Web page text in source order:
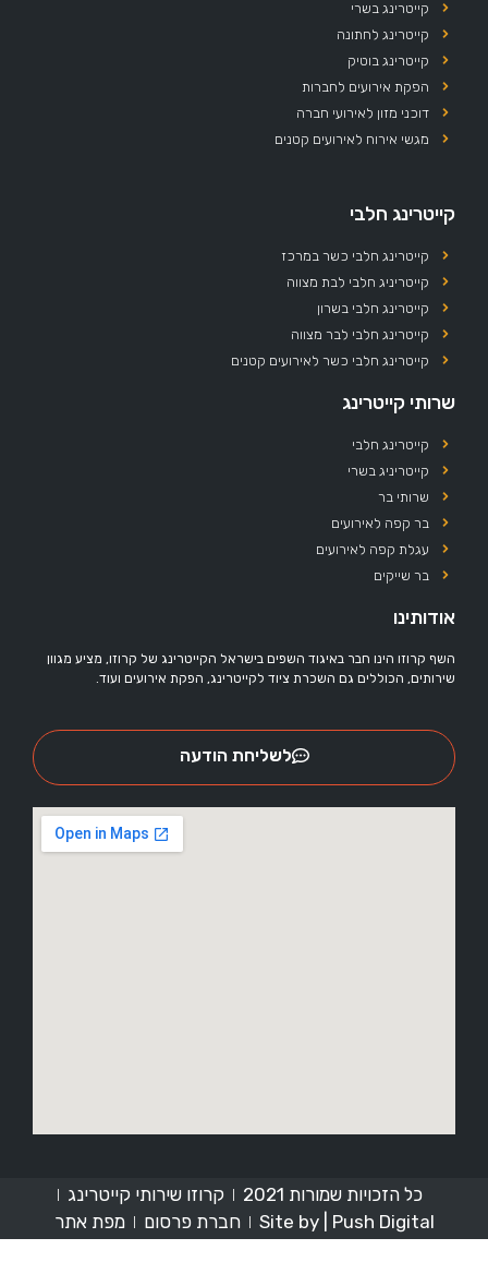
קייטרינג בשרי
קייטרינג לחתונה
קייטרינג בוטיק
הפקת אירועים לחברות
דוכני מזון לאירועי חברה
מגשי אירוח לאירועים קטנים
קייטרינג חלבי
קייטרינג חלבי כשר במרכז
קייטריניג חלבי לבת מצווה
קייטרינג חלבי בשרון
קייטרינג חלבי לבר מצווה
קייטרינג חלבי כשר לאירועים קטנים
שרותי קייטרינג
קייטרינג חלבי
קייטריניג בשרי
שרותי בר
בר קפה לאירועים
עגלת קפה לאירועים
בר שייקים
אודותינו
השף קרוזו הינו חבר באיגוד השפים בישראל הקייטרינג של קרוזו, מציע מגוון
שירותים, הכוללים גם השכרת ציוד לקייטרינג, הפקת אירועים ועוד.
לשליחת הודעה
כל הזכויות שמורות 2021
קרוזו שירותי קייטרינג
Site by | Push Digital
חברת פרסום מפת אתר